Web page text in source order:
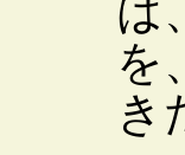
は
を
き